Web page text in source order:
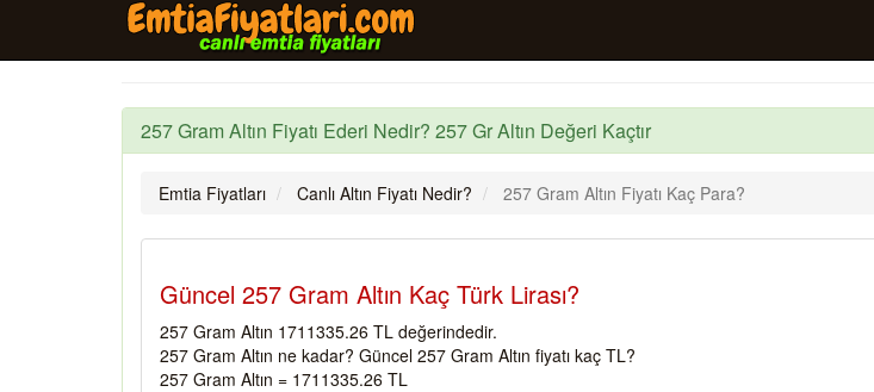
257 Gram Altın Fiyatı Ederi Nedir? 257 Gr Altın Değeri Kaçtır
Emtia Fiyatları Canlı Altın Fiyatı Nedir? 257 Gram Altın Fiyatı Kaç Para?
Güncel 257 Gram Altın Kaç Türk Lirası?
257 Gram Altın 1711335.26 TL değerindedir.
257 Gram Altın ne kadar? Güncel 257 Gram Altın fiyatı kaç TL?
257 Gram Altın = 1711335.26 TL